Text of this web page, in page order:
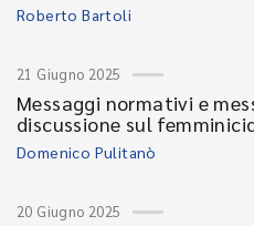
Roberto Bartoli
21 Giugno 2025
Messaggi normativi e
discussione sul
Domenico Pulitanò
20 Giugno 2025